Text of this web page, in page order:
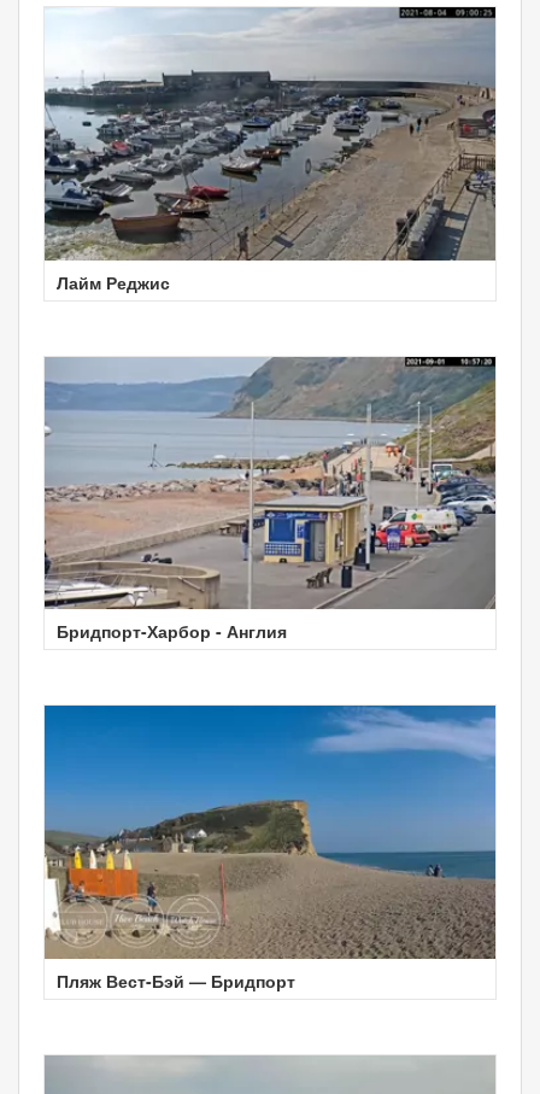
Лайм Реджис
Бридпорт-Харбор - Англия
Пляж Вест-Бэй — Бридпорт